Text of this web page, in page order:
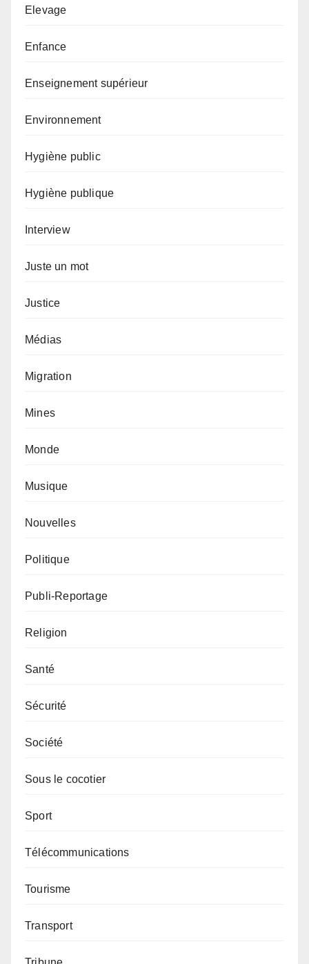
Elevage
Enfance
Enseignement supérieur
Environnement
Hygiène public
Hygiène publique
Interview
Juste un mot
Justice
Médias
Migration
Mines
Monde
Musique
Nouvelles
Politique
Publi-Reportage
Religion
Santé
Sécurité
Société
Sous le cocotier
Sport
Télécommunications
Tourisme
Transport